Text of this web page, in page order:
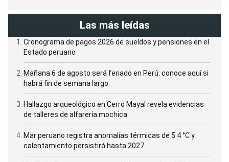
Las más leídas
Cronograma de pagos 2026 de sueldos y pensiones en el
Estado peruano
Mañana 6 de agosto será feriado en Perú: conoce aquí si
habrá fin de semana largo
Hallazgo arqueológico en Cerro Mayal revela evidencias
de talleres de alfarería mochica
Mar peruano registra anomalías térmicas de 5.4 °C y
calentamiento persistirá hasta 2027